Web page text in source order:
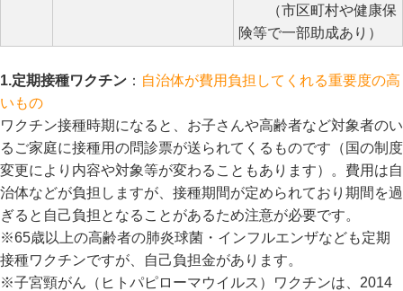
（市区町村や健康保
険等で一部助成あり）
1.定期接種ワクチン ： 自治体が費用負担してくれる重要度の高
いもの
ワクチン接種時期になると、お子さんや高齢者など対象者のい
るご家庭に接種用の問診票が送られてくるものです（国の制度
変更により内容や対象等が変わることもあります）。費用は自
治体などが負担しますが、接種期間が定められており期間を過
ぎると自己負担となることがあるため注意が必要です。
※65歳以上の高齢者の肺炎球菌・インフルエンザなども定期
接種ワクチンですが、自己負担金があります。
※子宮頸がん（ヒトパピローマウイルス）ワクチンは、2014